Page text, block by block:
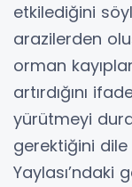
etkilediğini
arazilerden
orman
artırdığını
yürütmeyi
gerektiğini
Yaylası’ndaki